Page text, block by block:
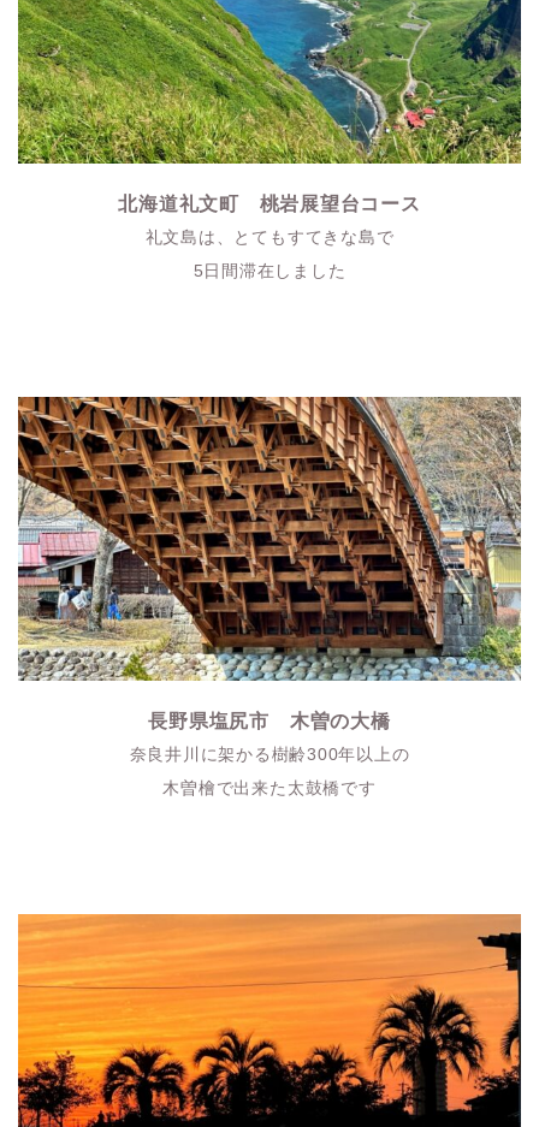
北海道礼文町 桃岩展望台コース
礼文島は、とてもすてきな島で
5日間滞在しました
長野県塩尻市 木曽の大橋
奈良井川に架かる樹齢300年以上の
木曽檜で出来た太鼓橋です